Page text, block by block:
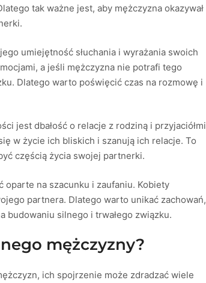
tak ważne jest, aby mężczyzna okazywał
umiejętność słuchania i wyrażania swoich
a jeśli mężczyzna nie potrafi tego
Dlatego warto poświęcić czas na rozmowę i
jest dbałość o relacje z rodziną i przyjaciółmi
w życie ich bliskich i szanują ich relacje. To
częścią życia swojej partnerki.
oparte na szacunku i zaufaniu. Kobiety
partnera. Dlatego warto unikać zachowań,
budowaniu silnego i trwałego związku.
mężczyzny?
ich spojrzenie może zdradzać wiele